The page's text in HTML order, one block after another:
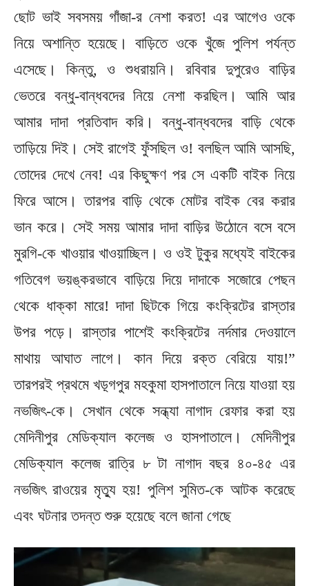
ছোট ভাই সবসময় গাঁজা-র নেশা করত! এর আগেও ওকে
নিয়ে অশান্তি হয়েছে। বাড়িতে ওকে খুঁজে পুলিশ পর্যন্ত
এসেছে। কিন্তু, ও শুধরায়নি। রবিবার দুপুরেও বাড়ির
ভেতরে বন্ধু-বান্ধবদের নিয়ে নেশা করছিল। আমি আর
আমার দাদা প্রতিবাদ করি। বন্ধু-বান্ধবদের বাড়ি থেকে
তাড়িয়ে দিই। সেই রাগেই ফুঁসছিল ও! বলছিল আমি আসছি,
তোদের দেখে নেব! এর কিছুক্ষণ পর সে একটি বাইক নিয়ে
ফিরে আসে। তারপর বাড়ি থেকে মোটর বাইক বের করার
ভান করে। সেই সময় আমার দাদা বাড়ির উঠোনে বসে বসে
মুরগি-কে খাওয়ার খাওয়াচ্ছিল। ও ওই টুকুর মধ্যেই বাইকের
গতিবেগ ভয়ঙ্করভাবে বাড়িয়ে দিয়ে দাদাকে সজোরে পেছন
থেকে ধাক্কা মারে! দাদা ছিটকে গিয়ে কংক্রিটের রাস্তার
উপর পড়ে। রাস্তার পাশেই কংক্রিটের নর্দমার দেওয়ালে
মাথায় আঘাত লাগে। কান দিয়ে রক্ত বেরিয়ে যায়!”
তারপরই প্রথমে খড়্গপুর মহকুমা হাসপাতালে নিয়ে যাওয়া হয়
নভজিৎ-কে। সেখান থেকে সন্ধ্যা নাগাদ রেফার করা হয়
মেদিনীপুর মেডিক্যাল কলেজ ও হাসপাতালে। মেদিনীপুর
মেডিক্যাল কলেজ রাত্রি ৮ টা নাগাদ বছর ৪০-৪৫ এর
নভজিৎ রাওয়ের মৃত্যু হয়! পুলিশ সুমিত-কে আটক করেছে
এবং ঘটনার তদন্ত শুরু হয়েছে বলে জানা গেছে